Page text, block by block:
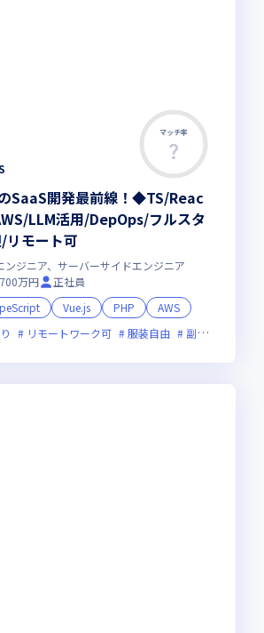
マッチ率
SaaS開発最前線！◆TS/Reac
LLM活用/DepOps/フルスタ
リモート可
ンジニア、サーバーサイドエンジニア
万円
正社員
Vue.js PHP
AWS
リモートワーク可 服装自由 副業可